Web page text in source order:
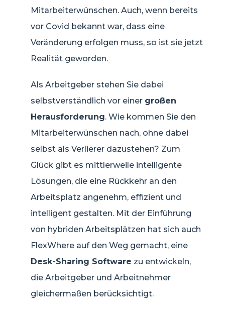
Mitarbeiterwünschen. Auch, wenn bereits
vor Covid bekannt war, dass eine
Veränderung erfolgen muss, so ist sie jetzt
Realität geworden.
Als Arbeitgeber stehen Sie dabei
selbstverständlich vor einer großen
Herausforderung. Wie kommen Sie den
Mitarbeiterwünschen nach, ohne dabei
selbst als Verlierer dazustehen? Zum
Glück gibt es mittlerweile intelligente
Lösungen, die eine Rückkehr an den
Arbeitsplatz angenehm, effizient und
intelligent gestalten. Mit der Einführung
von hybriden Arbeitsplätzen hat sich auch
FlexWhere auf den Weg gemacht, eine
Desk-Sharing Software zu entwickeln,
die Arbeitgeber und Arbeitnehmer
gleichermaßen berücksichtigt.